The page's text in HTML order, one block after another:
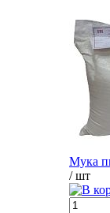
Мука
/ шт